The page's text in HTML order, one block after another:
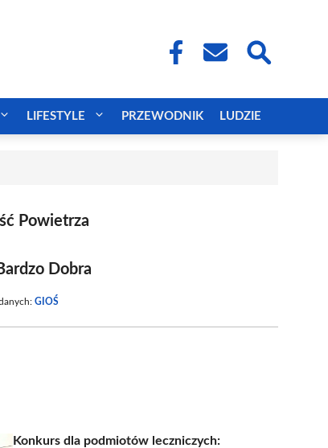
LIFESTYLE PRZEWODNIK LUDZIE
Powietrza
Dobra
GIOŚ
Konkurs dla podmiotów leczniczych: